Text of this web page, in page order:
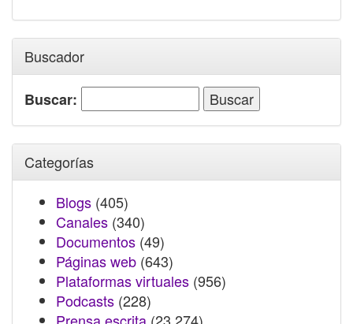
Buscador
Buscar:
Categorías
Blogs (405)
Canales (340)
Documentos (49)
Páginas web (643)
Plataformas virtuales (956)
Podcasts (228)